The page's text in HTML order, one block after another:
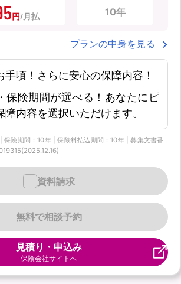
円 10年
プランの中身を見る
手頃！さらに安心の保障内容！
保険期間が選べる！あなたにピ
障内容を選択いただけます。
保険期間：10年 | 保険料払込期間：10年 | 募集文書番
無料で相談予約
資料請求
見積り・申込み
保険会社サイトへ